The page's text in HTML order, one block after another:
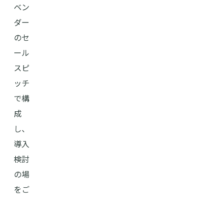
ベン
ダー
のセ
ール
スピ
ッチ
で構
成
し、
導入
検討
の場
をご